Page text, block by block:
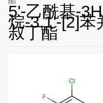
5'-乙酰基-
烷-3,1'-[2]苯
叔丁酯